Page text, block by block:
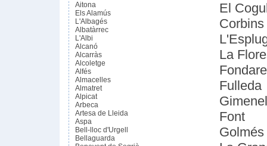
Aitona
Els Alamús
L'Albagés
Albatàrrec
L'Albi
Alcanó
Alcarràs
Alcoletge
Alfés
Almacelles
Almatret
Alpicat
Arbeca
Artesa de Lleida
Aspa
Bell-lloc d'Urgell
Bellaguarda
El
Corbins
La
Fulleda
Font
Golmés